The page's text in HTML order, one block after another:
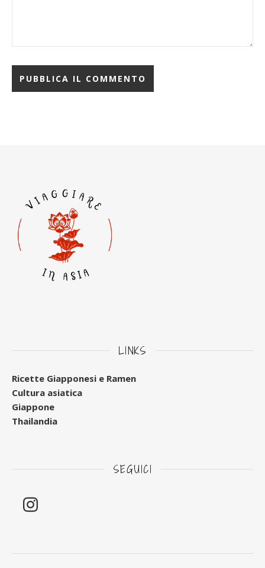
LINKS
Ricette Giapponesi e Ramen
Cultura asiatica
Giappone
Thailandia
SEGUICI